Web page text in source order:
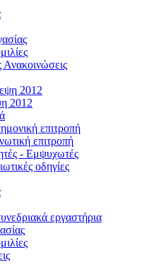
2012
2012
επιτροπή
επιτροπή
- Εμψυχωτές
οδηγίες
εργαστήρια